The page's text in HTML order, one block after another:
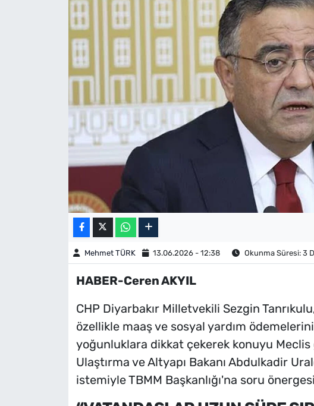
Mehmet TÜRK 13.06.2026 - 12:38 Okunma Süresi: 3
HABER-Ceren AKYIL
CHP Diyarbakır Milletvekili Sezgin
özellikle maaş ve sosyal yardım
yoğunluklara dikkat çekerek konuyu Meclis
Ulaştırma ve Altyapı Bakanı Abdulkadir
istemiyle TBMM Başkanlığı'na soru